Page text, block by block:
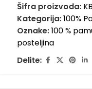
Šifra proizvoda:
Kategorija:100%
Oznake:100 %
posteljina
Delite: